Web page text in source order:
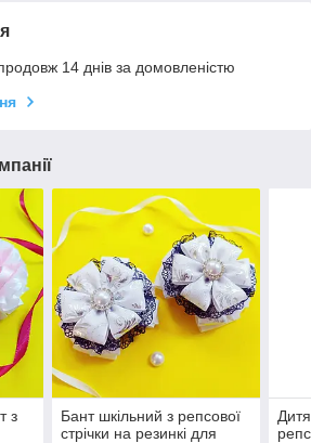
14 днів за домовленістю
з
Бант шкільний з репсової
стрічки на резинкі для